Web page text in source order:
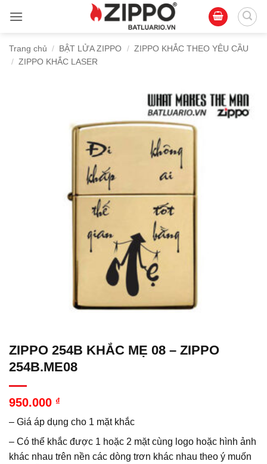
qua
dungTrang chủ / BẬT LỬA ZIPPO / ZIPPO KHẮC THEO YÊU CẦU
/ ZIPPO KHẮC LASER
ZIPPO 254B KHẮC MẸ 08 – ZIPPO
254B.ME08
950.000 ₫
– Giá áp dụng cho 1 mặt khắc
– Có thể khắc được 1 hoặc 2 mặt cùng logo hoặc hình ảnh
khác nhau trên nền các dòng trơn khác nhau theo ý muốn